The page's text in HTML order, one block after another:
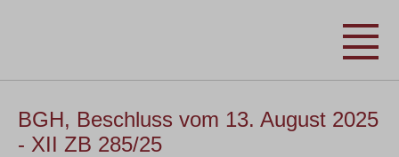
BGH, Beschluss vom 13. August 2025
- XII ZB 285/25